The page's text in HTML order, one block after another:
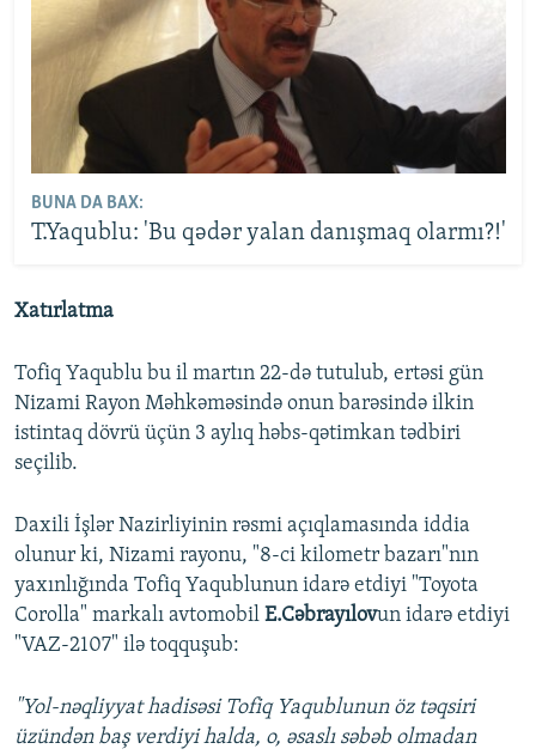
BUNA DA BAX:
T.Yaqublu: 'Bu qədər yalan danışmaq olarmı?!'
Xatırlatma
Tofiq Yaqublu bu il martın 22-də tutulub, ertəsi gün
Nizami Rayon Məhkəməsində onun barəsində ilkin
istintaq dövrü üçün 3 aylıq həbs-qətimkan tədbiri
seçilib.
Daxili İşlər Nazirliyinin rəsmi açıqlamasında iddia
olunur ki, Nizami rayonu, "8-ci kilometr bazarı"nın
yaxınlığında Tofiq Yaqublunun idarə etdiyi "Toyota
Corolla" markalı avtomobil E.Cəbrayılovun idarə etdiyi
"VAZ-2107" ilə toqquşub:
"Yol-nəqliyyat hadisəsi Tofiq Yaqublunun öz təqsiri
üzündən baş verdiyi halda, o, əsaslı səbəb olmadan